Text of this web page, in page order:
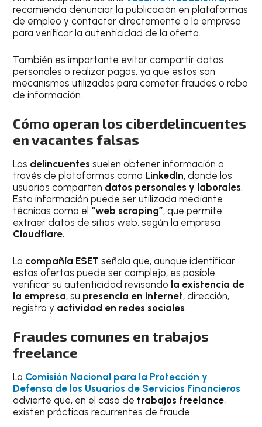
recomienda denunciar la publicación en plataformas
de empleo y contactar directamente a la empresa
para verificar la autenticidad de la oferta.
También es importante evitar compartir datos
personales o realizar pagos, ya que estos son
mecanismos utilizados para cometer fraudes o robo
de información.
Cómo operan los ciberdelincuentes
en vacantes falsas
Los delincuentes suelen obtener información a
través de plataformas como LinkedIn, donde los
usuarios comparten datos personales y laborales.
Esta información puede ser utilizada mediante
técnicas como el “web scraping”, que permite
extraer datos de sitios web, según la empresa
Cloudflare.
La compañía ESETseñala que, aunque identificar
estas ofertas puede ser complejo, es posible
verificar su autenticidad revisando la existencia de
la empresa, su presencia en internet, dirección,
registro y actividad en redes sociales.
Fraudes comunes en trabajos
freelance
La Comisión Nacional para la Protección y
Defensa de los Usuarios de Servicios Financieros
advierte que, en el caso de trabajos freelance,
existen prácticas recurrentes de fraude.